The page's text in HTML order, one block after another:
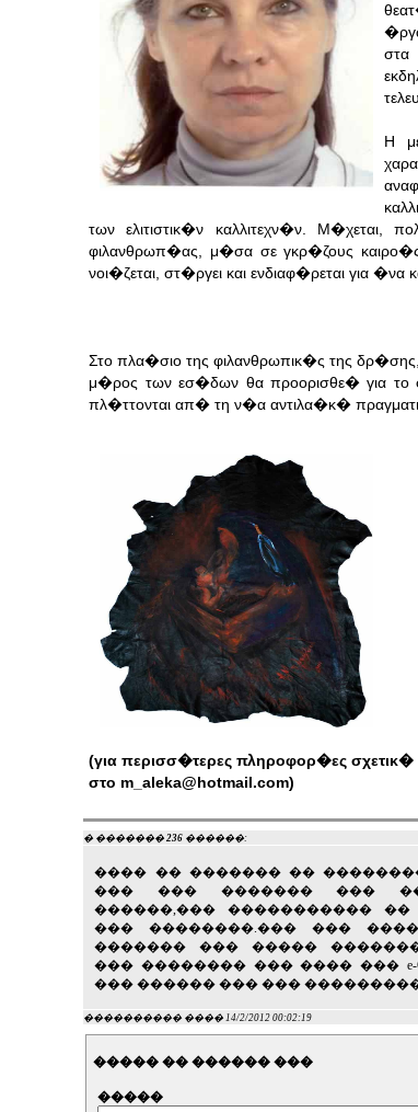
στα
Η
των ελιτιστικ�ν καλλιτεχν�ν. Μ�χεται,
φιλανθρωπ�ας, μ�σα σε γκρ�ζους
νοι�ζεται, στ�ργει και ενδιαφ�ρεται για
Στο πλα�σιο της φιλανθρωπικ�ς της
μ�ρος των εσ�δων θα προορισθε� για το
πλ�ττονται απ� τη ν�α αντιλα�κ�
(για περισσ�τερες πληροφορ�ες
στο m_aleka@hotmail.com)
� �������236 ������:
���� �� ������� ��
��� ��� ������� ���
������,��� ����������� ��
��� ��������.��� ���
������� ��� �����
��� �������� ��� ���� ��� e-
��� ������ ��� ���
���������� ���� 14/2/2012 00:02:19
����� �� ������ ���
�����